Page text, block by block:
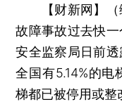
【财新网】
故障事故过去快
安全监察局日前
全国有5.14%的
梯都已被停用或整